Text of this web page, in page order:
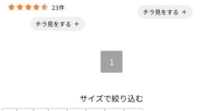
23件
チラ見をする
チラ見をする
1
サイズで絞り込む